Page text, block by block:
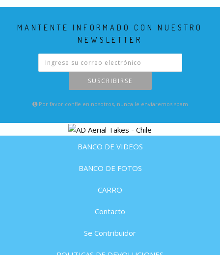
MANTENTE INFORMADO CON NUESTRO
NEWSLETTER
SUSCRIBIRSE
Por favor confie en nosotros, nunca le enviaremos spam
BANCO DE VIDEOS
BANCO DE FOTOS
CARRO
Contacto
Se Contribuidor